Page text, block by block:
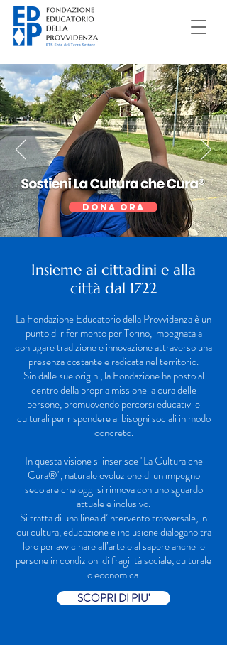
DONA ORA
Insieme ai cittadini e alla
città dal 1722
La Fondazione Educatorio della Provvidenza è un
punto di riferimento per Torino, impegnata a
coniugare tradizione e innovazione attraverso una
presenza costante e radicata nel territorio.
Sin dalle sue origini, la Fondazione ha posto al
centro della propria missione la cura delle
persone, promuovendo percorsi educativi e
culturali per rispondere ai bisogni sociali in modo
concreto.
In questa visione si inserisce "La Cultura che
Cura®", naturale evoluzione di un impegno
secolare che oggi si rinnova con uno sguardo
attuale e inclusivo.
Si tratta di una linea d’intervento trasversale, in
cui cultura, educazione e inclusione dialogano tra
loro per avvicinare all’arte e al sapere anche le
persone in condizioni di fragilità sociale, culturale
o economica.
SCOPRI DI PIU'